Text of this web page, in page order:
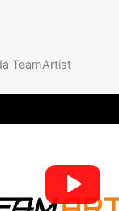
TeamArtist